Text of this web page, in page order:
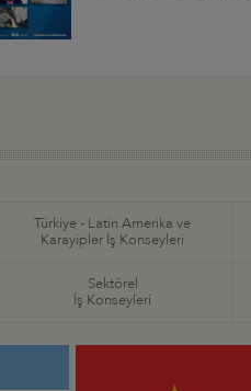
Türkiye - Latin Amerika ve
Karayipler İş Konseyleri
Sektörel
İş Konseyleri